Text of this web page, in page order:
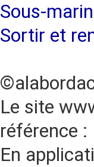
Sous-
Sortir et
Le site
référence
En